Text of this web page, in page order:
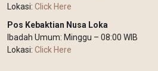
Lokasi: Click Here
Pos Kebaktian Nusa Loka
Ibadah Umum: Minggu – 08:00 WIB
Lokasi: Click Here